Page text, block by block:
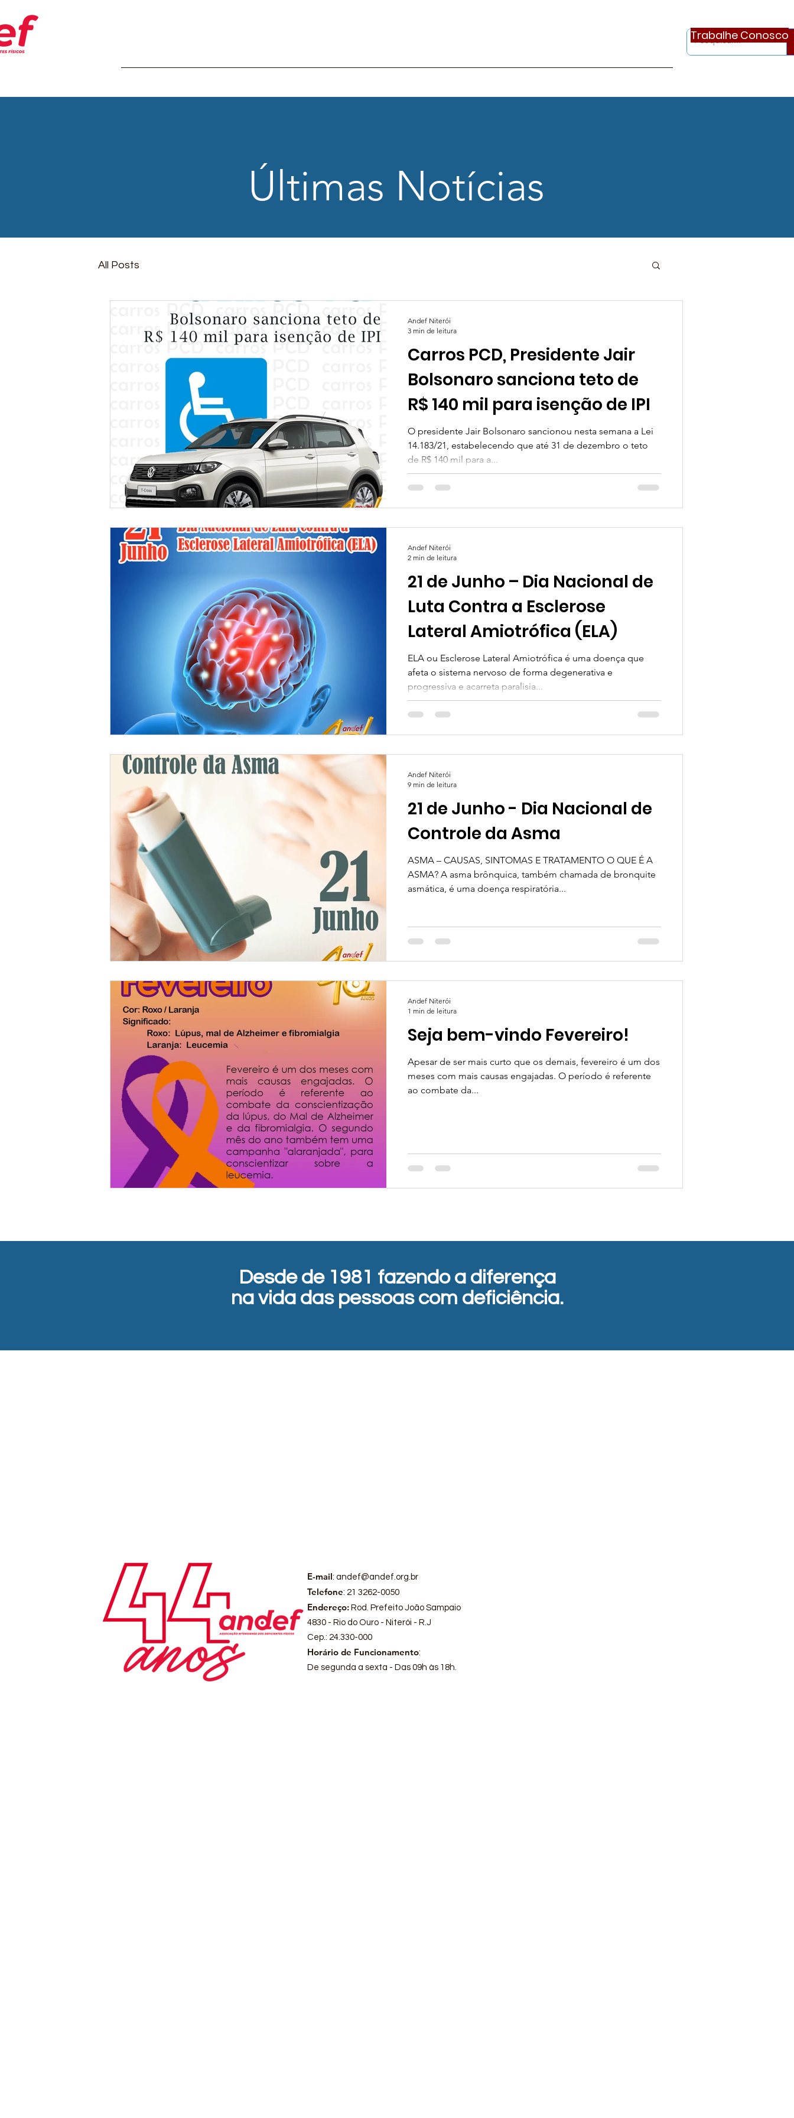
Trabalhe Conosco
Últimas Notícias
All Posts
Carros PCD, Presidente Jair
Bolsonaro sanciona teto de
R$ 140 mil para isenção de IPI
O presidente Jair Bolsonaro sancionou nesta semana a Lei
14.183/21, estabelecendo que até 31 de dezembro o teto
de R$ 140 mil para a...
Andef Niterói
3 min de leitura
21 de Junho – Dia Nacional de
Luta Contra a Esclerose
Lateral Amiotrófica (ELA)
ELA ou Esclerose Lateral Amiotrófica é uma doença que
afeta o sistema nervoso de forma degenerativa e
progressiva e acarreta paralisia...
Andef Niterói
2 min de leitura
21 de Junho - Dia Nacional de
Controle da Asma
ASMA – CAUSAS, SINTOMAS E TRATAMENTO O QUE É A
ASMA? A asma brônquica, também chamada de bronquite
asmática, é uma doença respiratória...
Andef Niterói
9 min de leitura
Seja bem-vindo Fevereiro!
Apesar de ser mais curto que os demais, fevereiro é um dos
meses com mais causas engajadas. O período é referente
ao combate da...
Andef Niterói
1 min de leitura
Desde de 1981 fazendo a diferença
na vida das pessoas com deficiência.
E-mail: andef@andef.org.br
Telefone: 21 3262-0050
Endereço: Rod. Prefeito João Sampaio
4830 - Rio do Ouro - Niterói - R.J
Cep.: 24.330-000
Horário de Funcionamento:
De segunda a sexta - Das 09h às 18h.